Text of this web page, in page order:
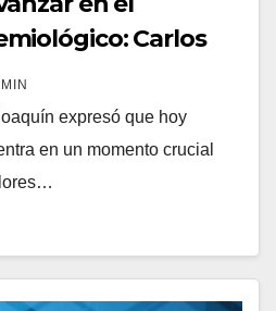
Carlos
expresó que hoy
en un momento crucial